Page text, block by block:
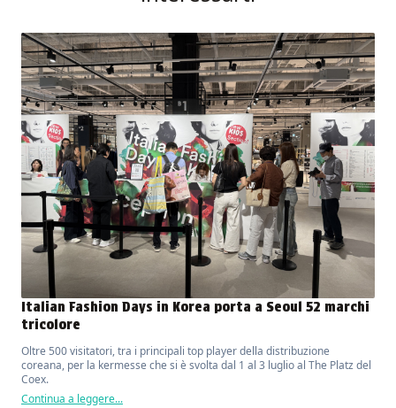
Italian Fashion Days in Korea porta a Seoul 52 marchi
tricolore
Oltre 500 visitatori, tra i principali top player della distribuzione
coreana, per la kermesse che si è svolta dal 1 al 3 luglio al The Platz del
Coex.
Continua a leggere...